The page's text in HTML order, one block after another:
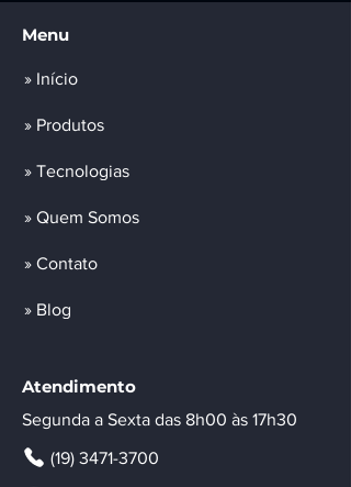
Menu
» Início
» Produtos
» Tecnologias
» Quem Somos
» Contato
» Blog
Atendimento
Segunda a Sexta das 8h00 às 17h30
(19) 3471-3700